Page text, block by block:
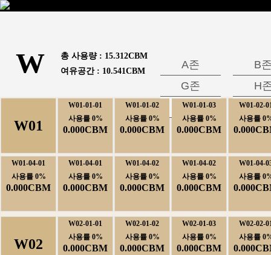
W 총사용량: 15.312CBM
여유공간: 10.541CBM
A존
B
G존
H
M존
N
W01
W01-01-01
사용률0%
0.000CBM
W01-01-02
사용률0%
0.000CBM
W01-01-03
사용률0%
0.000CBM
W01-02-
사용률
W01-04-01
사용률0%
0.000CBM
W01-04-01
사용률0%
0.000CBM
W01-04-02
사용률0%
0.000CBM
W01-04-02
사용률0%
0.000CBM
W01-04-
사용률
W02
W02-01-01
사용률0%
0.000CBM
W02-01-02
사용률0%
0.000CBM
W02-01-03
사용률0%
0.000CBM
W02-02-
사용률